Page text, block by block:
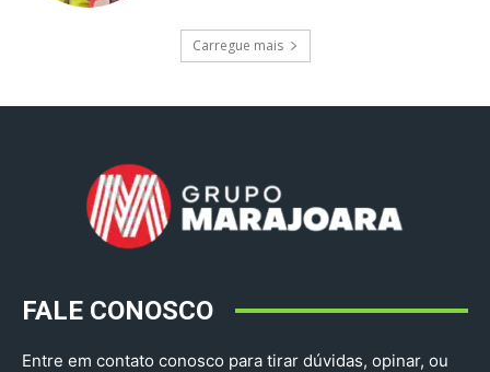
Carregue mais
FALE CONOSCO
Entre em contato conosco para tirar dúvidas, opinar, ou